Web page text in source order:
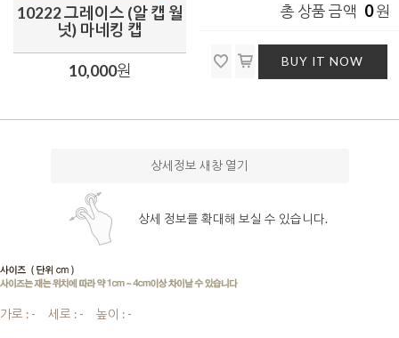
10222 그레이스 (알 캡 월
넛) 마네킹 캡
10,000원
총 상품 금액 0원
BUY IT NOW
상세정보 새창 열기
상세 정보를 확대해 보실 수 있습니다.
가로 : - 세로 : - 높이 : -